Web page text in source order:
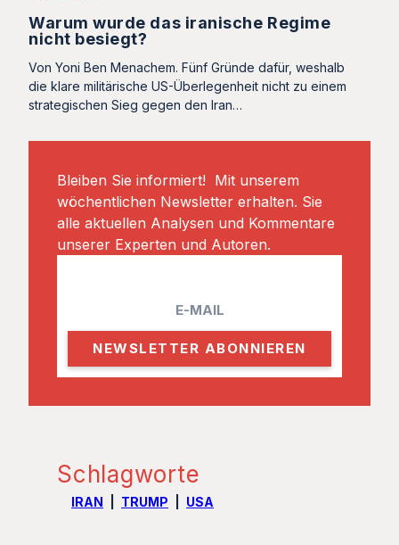
Warum wurde das iranische Regime
nicht besiegt?
Von Yoni Ben Menachem. Fünf Gründe dafür, weshalb
die klare militärische US-Überlegenheit nicht zu einem
strategischen Sieg gegen den Iran…
Bleiben Sie informiert! Mit unserem
wöchentlichen Newsletter erhalten. Sie
alle aktuellen Analysen und Kommentare
unserer Experten und Autoren.
Schlagworte
IRAN TRUMP USA